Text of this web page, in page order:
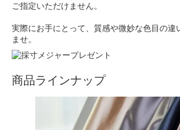
ご指定いただけません。
実際にお手にとって、質感や微妙な色目の違
ませ。
商品ラインナップ